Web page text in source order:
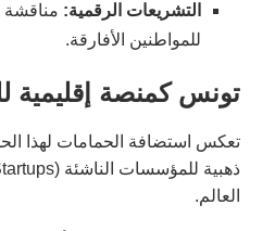
التشريعات الرقمية: مناقشة
للمواطنين الأفارقة.
تونس كمنصة إقليمية
تعكس استضافة الحمامات لهذا
العالم.